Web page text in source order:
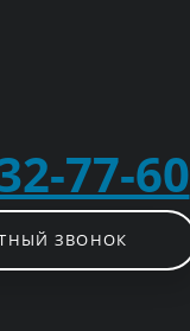
77-60
ЗВОНОК